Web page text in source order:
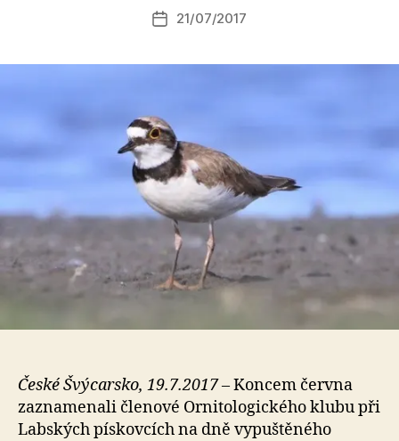
Autor
příspěvku
a
Datum
21/07/2017
České Švýcarsko, 19.7.2017– Koncem června
zaznamenali členové Ornitologického klubu při
Labských pískovcích na dně vypuštěného